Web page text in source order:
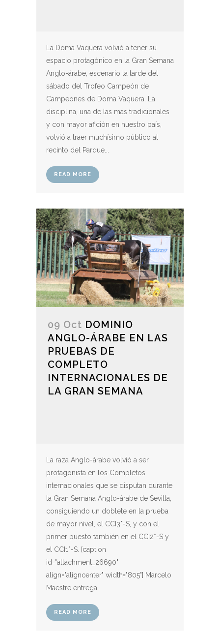
La Doma Vaquera volvió a tener su
espacio protagónico en la Gran Semana
Anglo-árabe, escenario la tarde del
sábado del Trofeo Campeón de
Campeones de Doma Vaquera. La
disciplina, una de las más tradicionales
y con mayor afición en nuestro país,
volvió a traer muchísimo público al
recinto del Parque...
READ MORE
09 Oct DOMINIO
ANGLO-ÁRABE EN LAS
PRUEBAS DE
COMPLETO
INTERNACIONALES DE
LA GRAN SEMANA
La raza Anglo-árabe volvió a ser
protagonista en los Completos
internacionales que se disputan durante
la Gran Semana Anglo-árabe de Sevilla,
consiguiendo un doblete en la prueba
de mayor nivel, el CCI3*-S, y con el
primer puesto también en el CCI2*-S y
el CCI1*-S. [caption
id="attachment_26690"
align="aligncenter" width="805"] Marcelo
Maestre entrega...
READ MORE